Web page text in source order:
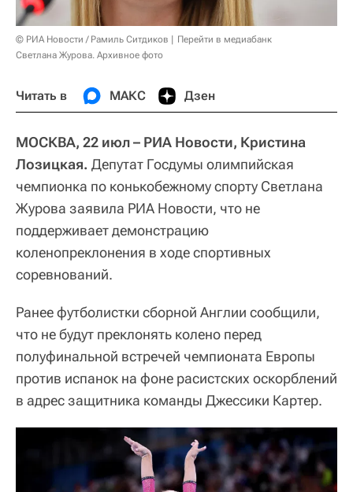
© РИА Новости / Рамиль Ситдиков
Перейти в медиабанк
Светлана Журова. Архивное фото
Читать в МАКС Дзен
МОСКВА, 22 июл – РИА Новости, Кристина
Лозицкая. Депутат Госдумы олимпийская
чемпионка по конькобежному спорту Светлана
Журова заявила РИА Новости, что не
поддерживает демонстрацию
коленопреклонения в ходе спортивных
соревнований.
Ранее футболистки сборной Англии сообщили,
что не будут преклонять колено перед
полуфинальной встречей чемпионата Европы
против испанок на фоне расистских оскорблений
в адрес защитника команды Джессики Картер.